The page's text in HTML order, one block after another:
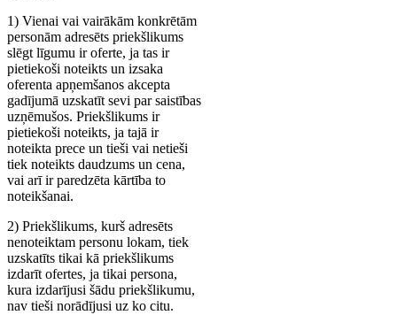
1) Vienai vai vairākām konkrētām
personām adresēts priekšlikums
slēgt līgumu ir oferte, ja tas ir
pietiekoši noteikts un izsaka
oferenta apņemšanos akcepta
gadījumā uzskatīt sevi par saistības
uzņēmušos. Priekšlikums ir
pietiekoši noteikts, ja tajā ir
noteikta prece un tieši vai netieši
tiek noteikts daudzums un cena,
vai arī ir paredzēta kārtība to
noteikšanai.
2) Priekšlikums, kurš adresēts
nenoteiktam personu lokam, tiek
uzskatīts tikai kā priekšlikums
izdarīt ofertes, ja tikai persona,
kura izdarījusi šādu priekšlikumu,
nav tieši norādījusi uz ko citu.